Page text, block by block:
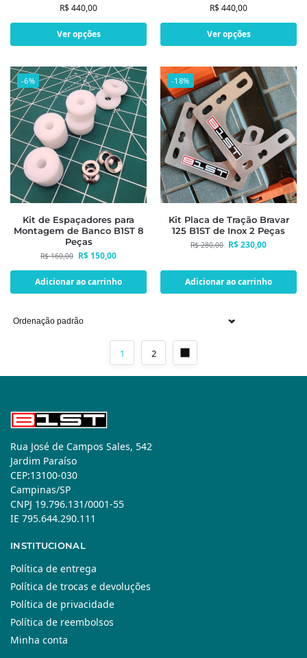
R$440,00
Ver opções
R$440,00
Ver opções
-6%
Kit de Espaçadores para
Montagem de Banco B1ST 8
Peças
R$160,00 R$ 150,00
Adicionar ao carrinho
-18%
Kit Placa de Tração Bravar
125 B1ST de Inox 2 Peças
R$280,00 R$230,00
Adicionar ao carrinho
1 2
Rua José de Campos Sales, 542
Jardim Paraíso
CEP:13100-030
Campinas/SP
CNPJ 19.796.131/0001-55
IE 795.644.290.111
INSTITUCIONAL
Política de entrega
Política de trocas e devoluções
Política de privacidade
Política de reembolsos
Minha conta